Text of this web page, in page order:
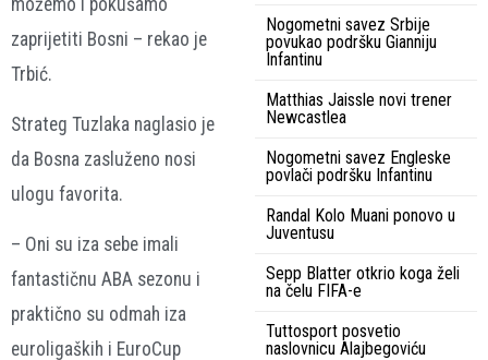
zaprijetiti Bosni – rekao je
Trbić.
Strateg Tuzlaka naglasio je
da Bosna zasluženo nosi
ulogu favorita.
– Oni su iza sebe imali
fantastičnu ABA sezonu i
praktično su odmah iza
euroligaških i EuroCup
Nogometni savez Srbije
povukao podršku Gianniju
Infantinu
Matthias Jaissle novi trener
Newcastlea
Nogometni savez Engleske
povlači podršku Infantinu
Randal Kolo Muani ponovo u
Juventusu
Sepp Blatter otkrio koga želi
na čelu FIFA-e
Tuttosport posvetio
naslovnicu Alajbegoviću